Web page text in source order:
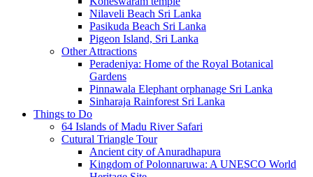
Nilaveli Beach Sri Lanka
Pasikuda Beach Sri Lanka
Pigeon Island, Sri Lanka
Other Attractions
Peradeniya: Home of the Royal Botanical
Gardens
Pinnawala Elephant orphanage Sri Lanka
Sinharaja Rainforest Sri Lanka
Things to Do
64 Islands of Madu River Safari
Cutural Triangle Tour
Ancient city of Anuradhapura
Kingdom of Polonnaruwa: A UNESCO World